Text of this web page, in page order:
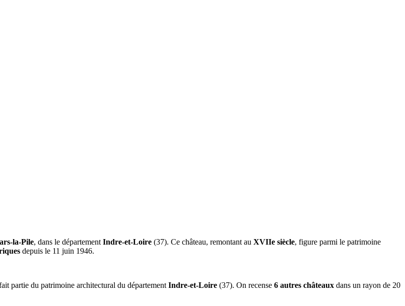
la-Pile, dans le département Indre-et-Loire (37). Ce château, remontant au XVIIe siècle, figure parmi le patrimoine
depuis le 11 juin 1946.
partie du patrimoine architectural du département Indre-et-Loire (37). On recense 6 autres châteaux dans un rayon de 20